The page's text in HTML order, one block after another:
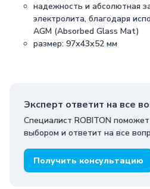
надежность и абсолютная
электролита, благодаря
AGM (Absorbed Glass Mat)
размер: 97х43х52 мм
Эксперт ответит на все
Специалист ROBITON
выбором и ответит на все
Получить консультацию